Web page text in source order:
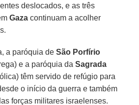
deslocados, e as três
Gaza continuam a acolher
a paróquia deSão Porfírio
e a paróquia daSagrada
têm servido de refúgio para
o início da guerra e também
forças militares israelenses.